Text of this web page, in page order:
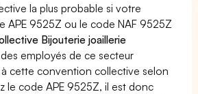
la plus probable si votre
APE 9525Z ou le code NAF 9525Z
Bijouterie joaillerie
employés de ce secteur
cette convention collective selon
le code APE 9525Z, il est donc